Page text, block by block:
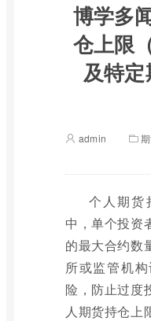
博学多
仓上限
及特
admin
个人期货
中，单个投资
的最大合约数
所或监管机
险，防止过度
人期货持仓上